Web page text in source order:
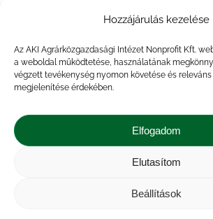
Hozzájárulás kezelése
Az AKI Agrárközgazdasági Intézet Nonprofit Kft.
a weboldal működtetése, használatának
végzett tevékenység nyomon követése és
megjelenítése érdekében.
Elfogadom
Elutasítom
Beállítások
gyümölcs és bor
készletalakulása,